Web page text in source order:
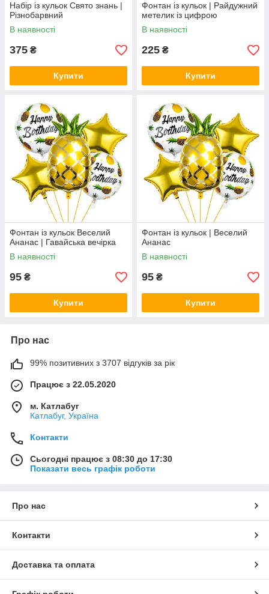
Набір із кульок Свято знань |
Різнобарвний
В наявності
375 ₴
Купити
Фонтан із кульок | Райдужний
метелик із цифрою
В наявності
225 ₴
Купити
Фонтан із кульок Веселий
Ананас | Гавайська вечірка
В наявності
95 ₴
Купити
Фонтан із кульок | Веселий
Ананас
В наявності
95 ₴
Купити
Про нас
99% позитивних з 3707 відгуків за рік
Працює з 22.05.2020
м. Катлабуг
Катлабуг, Україна
Контакти
Сьогодні працює з 08:30 до 17:30
Показати весь графік роботи
Про нас
Контакти
Доставка та оплата